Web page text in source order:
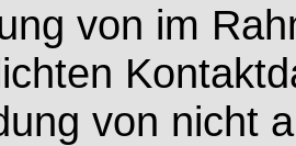
von im
von nicht